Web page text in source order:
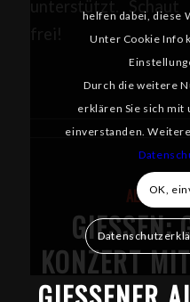
ALLGEMEIN
GIESSEN:
ONZERT MIT
helfen dabei, diese
Unter Cookie Info
Durch die weitere
erklären Sie sich mit
einverstanden.
OK,